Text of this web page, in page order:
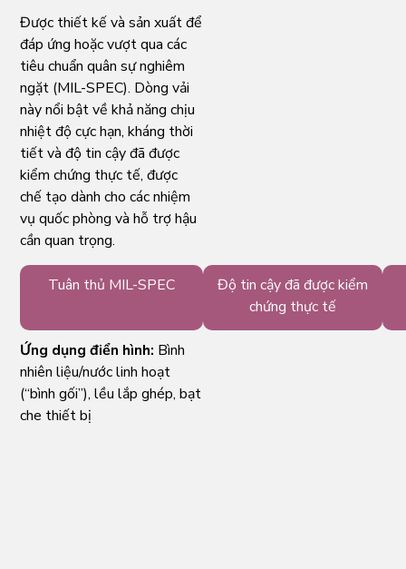
Được thiết kế và sản xuất để
đáp ứng hoặc vượt qua các
tiêu chuẩn quân sự nghiêm
ngặt (MIL-SPEC). Dòng vải
này nổi bật về khả năng chịu
nhiệt độ cực hạn, kháng thời
tiết và độ tin cậy đã được
kiểm chứng thực tế, được
chế tạo dành cho các nhiệm
vụ quốc phòng và hỗ trợ hậu
cần quan trọng.
Tuân thủ MIL-SPEC
Độ tin cậy đã được kiểm
chứng thực tế
Ứng dụng điển hình: Bình
nhiên liệu/nước linh hoạt
(“bình gối”), lều lắp ghép, bạt
che thiết bị